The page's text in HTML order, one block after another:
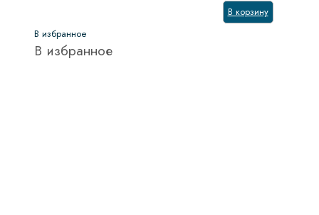
В корзину
В избранное
В избранное